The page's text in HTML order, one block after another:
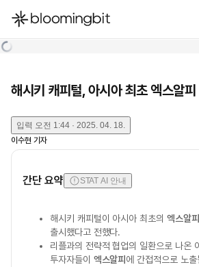
한국어
해시키 캐피털, 아시아 최초 엑스알피
입력 오전 1:44 · 2025. 04. 18.
이수현 기자
간단 요약 STAT AI 안내
해시키 캐피털이 아시아 최초의 엑스알피
출시했다고 전했다.
리플과의 전략적 협업의 일환으로 나온
투자자들이 엑스알피 에 간접적으로 노